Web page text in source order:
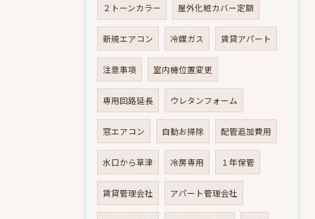
２トーンカラー 屋外化粧カバー定額
新規エアコン 冷媒ガス 賃貸アパート
注意事項 室内機位置変更
専用回路延長 ウレタンフォーム
窓エアコン 自動お掃除 配管追加費用
水口から草津 冷房専用 １年保管
賃貸管理会社 アパート管理会社